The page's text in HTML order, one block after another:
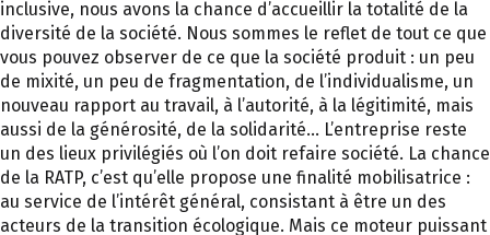
inclusive, nous avons la chance d’accueillir la totalité de la
diversité de la société. Nous sommes le reflet de tout ce que
vous pouvez observer de ce que la société produit : un peu
de mixité, un peu de fragmentation, de l’individualisme, un
nouveau rapport au travail, à l’autorité, à la légitimité, mais
aussi de la générosité, de la solidarité… L’entreprise reste
un des lieux privilégiés où l’on doit refaire société. La chance
de la RATP, c’est qu’elle propose une finalité mobilisatrice :
au service de l’intérêt général, consistant à être un des
acteurs de la transition écologique. Mais ce moteur puissant